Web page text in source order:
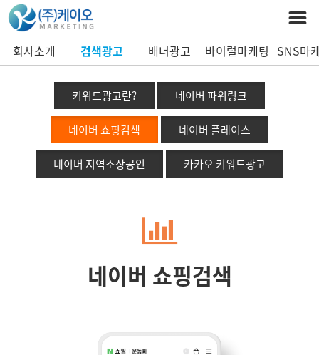
회사소개 검색광고 배너광고 바이럴마케팅 SNS마
키워드광고란? 네이버 파워링크
네이버 쇼핑검색 네이버 플레이스
네이버 지역소상공인 카카오 키워드광고
네이버 쇼핑검색